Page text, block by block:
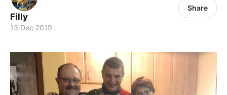
Filly
13 Dec 2019
Share